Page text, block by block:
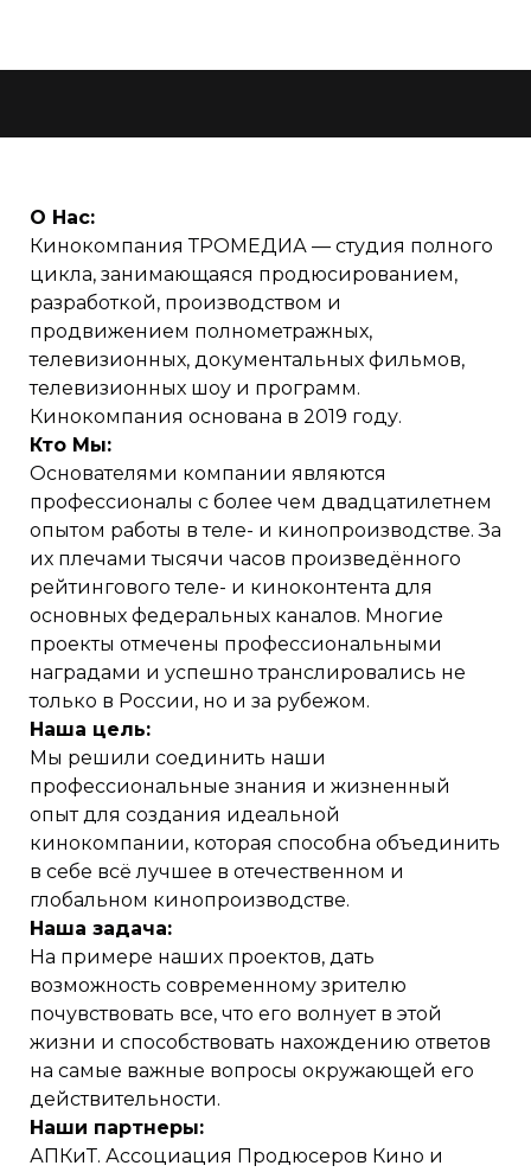
О Нас:
Кинокомпания ТРОМЕДИА — студия полного
цикла, занимающаяся продюсированием,
разработкой, производством и
продвижением полнометражных,
телевизионных, документальных фильмов,
телевизионных шоу и программ.
Кинокомпания основана в 2019 году.
Кто Мы:
Основателями компании являются
профессионалы с более чем двадцатилетнем
опытом работы в теле- и кинопроизводстве. За
их плечами тысячи часов произведённого
рейтингового теле- и киноконтента для
основных федеральных каналов. Многие
проекты отмечены профессиональными
наградами и успешно транслировались не
только в России, но и за рубежом.
Наша цель:
Мы решили соединить наши
профессиональные знания и жизненный
опыт для создания идеальной
кинокомпании, которая способна объединить
в себе всё лучшее в отечественном и
глобальном кинопроизводстве.
Наша задача:
На примере наших проектов, дать
возможность современному зрителю
почувствовать все, что его волнует в этой
жизни и способствовать нахождению ответов
на самые важные вопросы окружающей его
действительности.
Наши партнеры:
АПКиТ. Ассоциация Продюсеров Кино и